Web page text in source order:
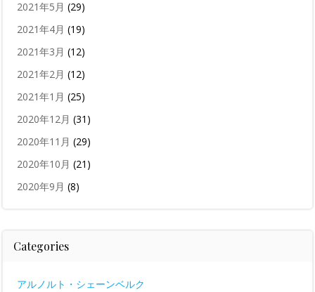
2021年5月 (29)
2021年4月 (19)
2021年3月 (12)
2021年2月 (12)
2021年1月 (25)
2020年12月 (31)
2020年11月 (29)
2020年10月 (21)
2020年9月 (8)
Categories
アルノルト・シェーンベルク